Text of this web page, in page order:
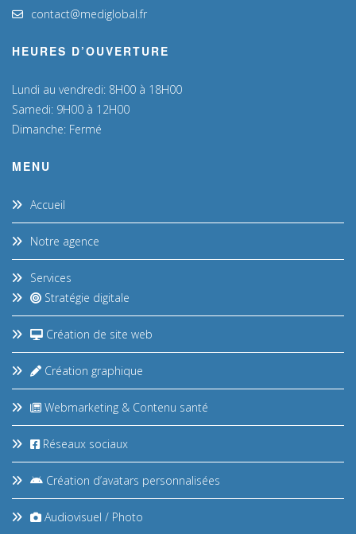
contact@mediglobal.fr
HEURES D’OUVERTURE
Lundi au vendredi: 8H00 à 18H00
Samedi: 9H00 à 12H00
Dimanche: Fermé
MENU
Accueil
Notre agence
Services
Stratégie digitale
Création de site web
Création graphique
Webmarketing & Contenu santé
Réseaux sociaux
Création d’avatars personnalisées
Audiovisuel / Photo